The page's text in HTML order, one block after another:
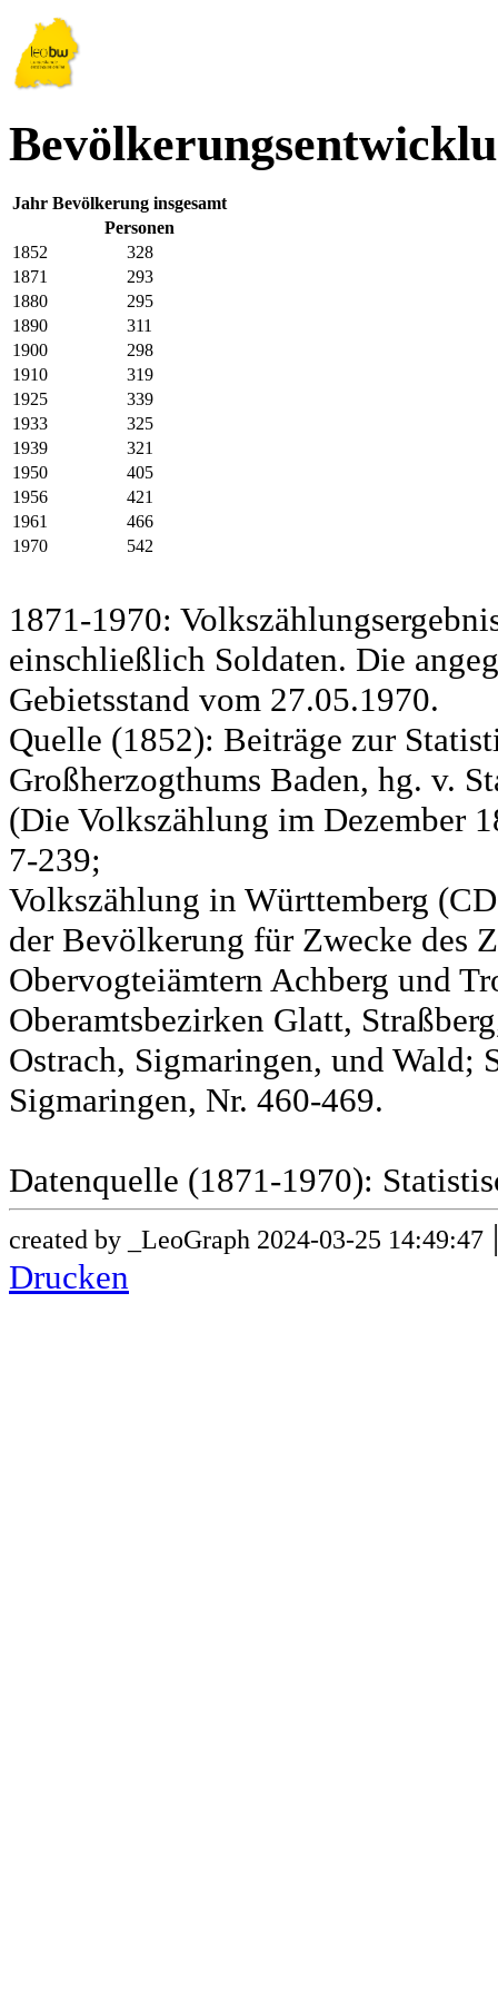
Jahr Bevölkerung insgesamt
Personen
1852
328
1871
293
1880
295
1890
311
1900
298
1910
319
1925
339
1933
325
1939
321
1950
405
1956
421
1961
466
1970
542
1871-1970:
einschließlich Soldaten. Die
Gebietsstand vom 27.05.1970.
Quelle (1852): Beiträge zur
Großherzogthums Baden, hg. v.
(Die Volkszählung im Dezember
7-239;
Volkszählung in Württemberg
der Bevölkerung für Zwecke des
Obervogteiämtern Achberg und
Oberamtsbezirken Glatt,
Ostrach, Sigmaringen, und Wald;
Sigmaringen, Nr. 460-469.
Datenquelle (1871-1970):
created by _LeoGraph 2024-03-25 14:49:47
Drucken